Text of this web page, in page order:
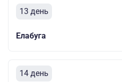
13 день
Елабуга
14 день